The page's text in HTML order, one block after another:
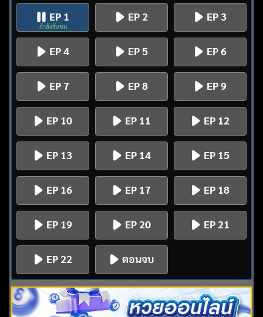
EP 1
กำลังรับชม
EP 2 EP 3
EP 4 EP 5 EP 6
EP 7 EP 8 EP 9
EP 10 EP 11 EP 12
EP 13 EP 14 EP 15
EP 16 EP 17 EP 18
EP 19 EP 20 EP 21
EP 22 ตอนจบ